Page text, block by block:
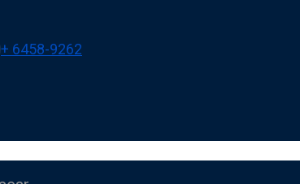
+ 6458-9262